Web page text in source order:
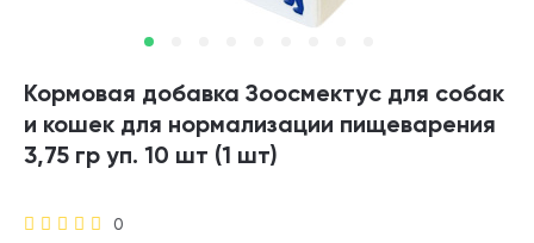
Кормовая добавка Зоосмектус для собак
и кошек для нормализации пищеварения
3,75 гр уп. 10 шт (1 шт)
0